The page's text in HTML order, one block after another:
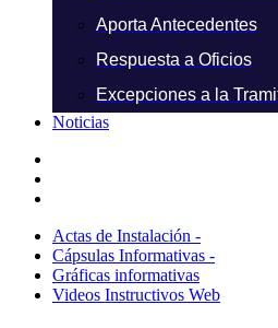
Aporta Antecedentes
Respuesta a Oficios
Excepciones a la
Noticias
Actas de Instalación -
Cápsulas Informativas -
Gráficas informativas
Videos Instructivos Web